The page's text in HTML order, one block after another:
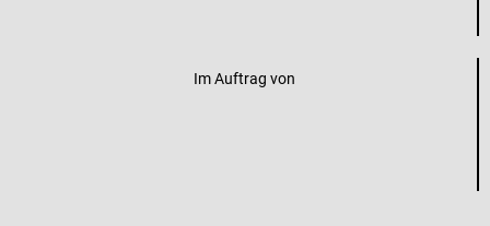
Im Auftrag von